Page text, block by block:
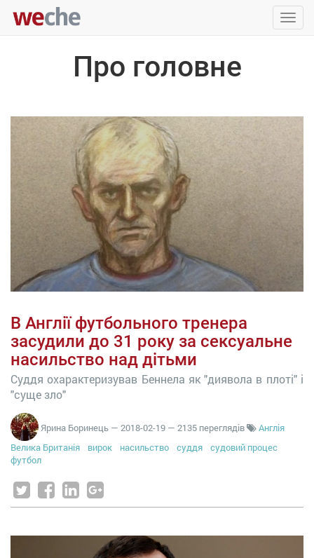
Про головне
В Англії футбольного тренера
засудили до 31 року за сексуальне
насильство над дітьми
Суддя охарактеризував Беннела як "диявола в плоті" і
"суще зло"
Ярина Боринець — 2018-02-19 — 2135 переглядів
Англія
Велика Британія
вирок насильство суддя
судовий процес
футбол